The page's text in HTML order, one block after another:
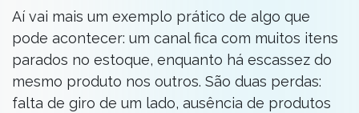
Aí vai mais um exemplo prático de algo que
pode acontecer: um canal fica com muitos itens
parados no estoque, enquanto há escassez do
mesmo produto nos outros. São duas perdas:
falta de giro de um lado, ausência de produtos